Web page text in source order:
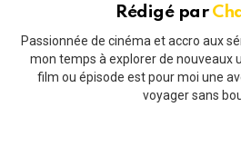
Rédigé par
Passionnée de cinéma et accro aux
mon temps à explorer de nouveaux
film ou épisode est pour moi une
voyager sans